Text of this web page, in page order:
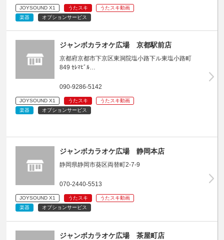
JOYSOUND X1 うたスキ
うたスキ動画
楽器
オプションサービス
ジャンボカラオケ広場 京都駅前店
京都府京都市下京区東洞院塩小路下ル東塩小路町
849 ｾﾚﾏﾋﾞﾙ…
090-9286-5142
JOYSOUND X1 うたスキ
うたスキ動画
楽器
オプションサービス
ジャンボカラオケ広場 静岡本店
静岡県静岡市葵区両替町2-7-9
070-2440-5513
JOYSOUND X1 うたスキ
うたスキ動画
楽器
オプションサービス
ジャンボカラオケ広場 茶屋町店